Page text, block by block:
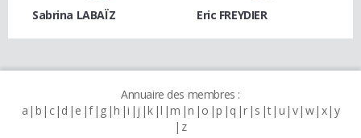
Sabrina LABAÏZ Eric FREYDIER
Annuaire des membres :
a b c d e f g h i j k l m n o p q r s t u v w x y
z